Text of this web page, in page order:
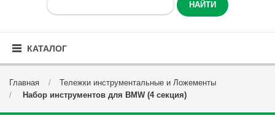
КАТАЛОГ
Главная
Тележки инструментальные и Ложементы
Набор инструментов для BMW (4 секция)